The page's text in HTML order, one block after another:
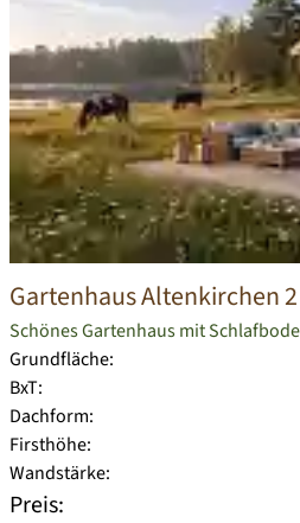
Gartenhaus Altenkirchen 2
Schönes Gartenhaus mit
Grundfläche:
BxT:
Dachform:
Firsthöhe:
Wandstärke:
Preis: